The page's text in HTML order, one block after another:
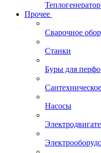
Прочее
Сварочное
Станки
Буры для
Насосы